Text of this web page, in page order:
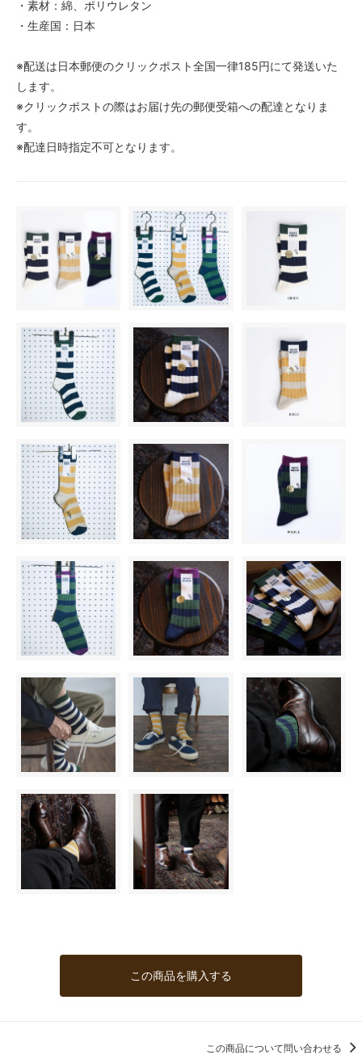
・素材：綿、ポリウレタン
・生産国：日本
※配送は日本郵便のクリックポスト全国一律185円にて発送いた
します。
※クリックポストの際はお届け先の郵便受箱への配達となりま
す。
※配達日時指定不可となります。
この商品を購入する
この商品について問い合わせる